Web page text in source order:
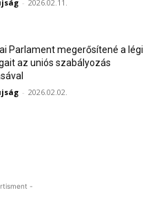
- 2026.02.11.
Parlament megerősítené a légi
az uniós szabályozás
- 2026.02.02.
-